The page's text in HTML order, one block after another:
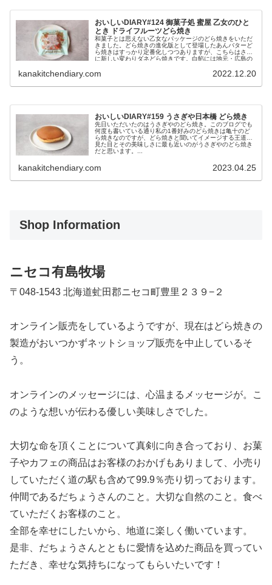
おいしいDIARY#124 御菓子処 蜜屋 乙女のひと
とき ドライフルーツどら焼き
和菓子とは思えない乙女なパッケージのどら焼きをいただ
きました。どら焼きの進化版として登場したあんバターど
ら焼きはすっかり定番化しつつありますが、こちらはさら
に新しい変わりダネどら焼きです。白餡には地元・広島の
kanakitchendiary.com 2022.12.20
おいしいDIARY#159 うさぎや日本橋 どら焼き
先日いただいたのはうさぎやのどら焼き。このブログでも
何度も書いている通り私の1番好みのどら焼きは亀十のど
ら焼きなのですが、どら焼きと聞いてイメージする王道の
見た目とその美味しさに最も近いのがうさぎやのどら焼き
だと思います。...
kanakitchendiary.com 2023.04.25
Shop Information
ニセコ有島牧場
〒048-1543 北海道虻田郡ニセコ町豊里２３９−２
オンライン販売をしているようですが、現在はどら焼きの
製造がおいつかずネットショップ販売を中止しているそ
う。
オンラインのメッセージには、心温まるメッセージが。こ
のような想いが伝わる優しい美味しさでした。
大切な命を頂くことについて真剣に向き合っており、お菓
子やカフェの商品はお客様のおかげもありまして、小売り
していただく道の駅も含めて99.9％売り切っております。
仲間であるだちょうさんのこと。大切な自然のこと。食べ
ていただくお客様のこと。
全部を幸せにしたいから、地道に楽しく働いています。
是非、だちょうさんとともに愛情を込めた商品を買ってい
ただき、幸せな気持ちになってもらいたいです！